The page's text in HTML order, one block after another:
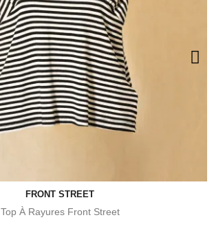
FRONT STREET
Top À Rayures Front Street